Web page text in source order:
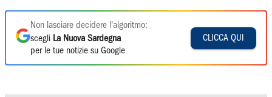
Non lasciare decidere l'algoritmo:
scegli La Nuova Sardegna
per le tue notizie su Google
CLICCA QUI